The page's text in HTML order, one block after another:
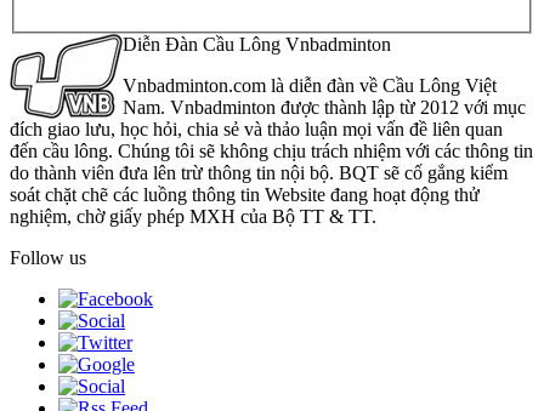
Diễn Đàn Cầu Lông Vnbadminton
Vnbadminton.com là diễn đàn về Cầu Lông Việt
Nam. Vnbadminton được thành lập từ 2012 với mục
đích giao lưu, học hỏi, chia sẻ và thảo luận mọi vấn đề liên quan
đến cầu lông. Chúng tôi sẽ không chịu trách nhiệm với các thông tin
do thành viên đưa lên trừ thông tin nội bộ. BQT sẽ cố gắng kiểm
soát chặt chẽ các luồng thông tin Website đang hoạt động thử
nghiệm, chờ giấy phép MXH của Bộ TT & TT.
Follow us